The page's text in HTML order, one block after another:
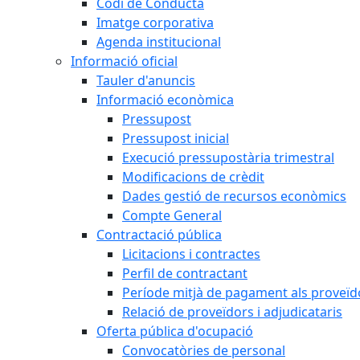
Imatge corporativa
Agenda institucional
Informació oficial
Tauler d'anuncis
Informació econòmica
Pressupost
Pressupost inicial
Execució pressupostària trimestral
Modificacions de crèdit
Dades gestió de recursos econòmics
Compte General
Contractació pública
Licitacions i contractes
Perfil de contractant
Període mitjà de pagament als
Relació de proveïdors i adjudicataris
Oferta pública d'ocupació
Convocatòries de personal